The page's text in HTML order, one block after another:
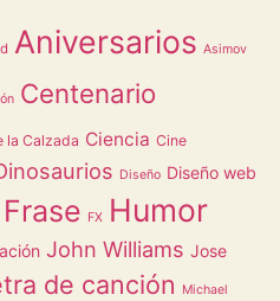
Aniversarios Asimov
Centenario
la Calzada Ciencia Cine
Diseño Diseño web
Frase FX Humor
John Williams Jose
de canción Michael